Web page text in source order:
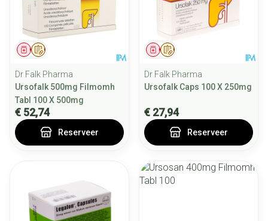
Op voorschrift
Geneesmiddel
Dr Falk Pharma
Ursofalk 500mg Filmomh
Tabl 100 X 500mg
€ 52,74
Reserveer
Op voorschrift
Geneesmiddel
Dr Falk Pharma
Ursofalk Caps 100 X 250mg
€ 27,94
Reserveer